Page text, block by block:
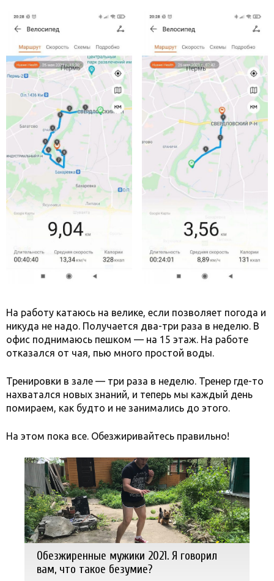
На работу катаюсь на велике, если позволяет погода и
никуда не надо. Получается два-три раза в неделю. В
офис поднимаюсь пешком — на 15 этаж. На работе
отказался от чая, пью много простой воды.
Тренировки в зале — три раза в неделю. Тренер где-то
нахватался новых знаний, и теперь мы каждый день
помираем, как будто и не занимались до этого.
На этом пока все. Обезжиривайтесь правильно!
Обезжиренные мужики 2021. Я говорил
вам, что такое безумие?